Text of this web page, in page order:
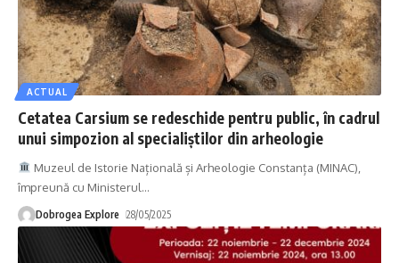
ACTUAL
Cetatea Carsium se redeschide pentru public, în cadrul
unui simpozion al specialiștilor din arheologie
Muzeul de Istorie Națională și Arheologie Constanța (MINAC),
împreună cu Ministerul…
Dobrogea Explore 28/05/2025